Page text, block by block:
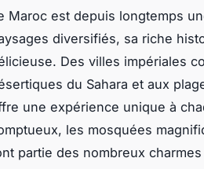
Maroc est depuis longtemps
diversifiés, sa riche
Des villes impériales
du Sahara et aux
une expérience unique à
les mosquées
partie des nombreux